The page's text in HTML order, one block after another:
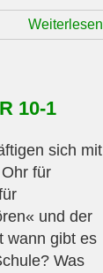
Weiterlesen
10-1
sich mit
für
und der
wann gibt es
Was